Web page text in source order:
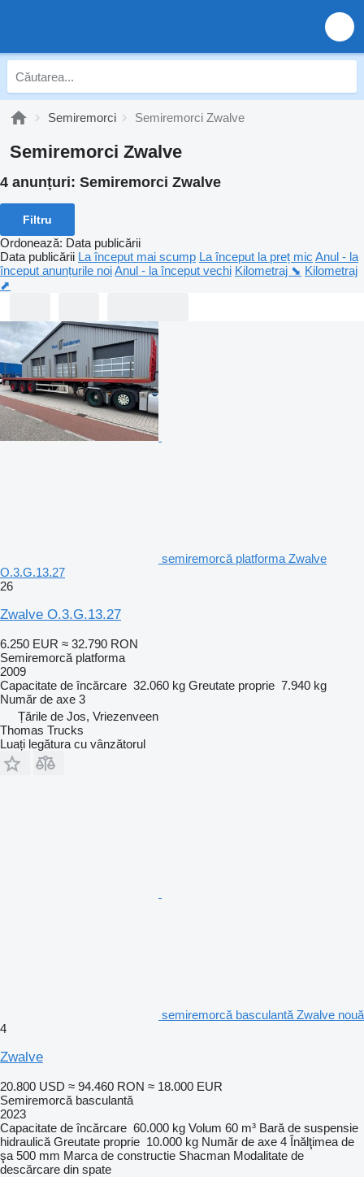
Semiremorci Semiremorci Zwalve
Semiremorci Zwalve
4 anunțuri: Semiremorci Zwalve
Filtru
Ordonează: Data publicării
Data publicării La început mai scump La început la preț mic Anul - la
început anunțurile noiAnul - la început vechi Kilometraj ⬊ Kilometraj
⬈
semiremorcă platforma Zwalve
O.3.G.13.27
26
Zwalve O.3.G.13.27
6.250 EUR ≈ 32.790 RON
Semiremorcă platforma
2009
Capacitate de încărcare 32.060 kg Greutate proprie 7.940 kg
Număr de axe 3
Țările de Jos, Vriezenveen
Thomas Trucks
Luați legătura cu vânzătorul
semiremorcă basculantă Zwalve nouă
4
Zwalve
20.800 USD ≈ 94.460 RON ≈ 18.000 EUR
Semiremorcă basculantă
2023
Capacitate de încărcare 60.000 kg Volum 60 m³ Bară de suspensie
hidraulică Greutate proprie 10.000 kg Număr de axe 4 Înălţimea de
şa 500 mm Marca de constructie Shacman Modalitate de
descărcare din spate